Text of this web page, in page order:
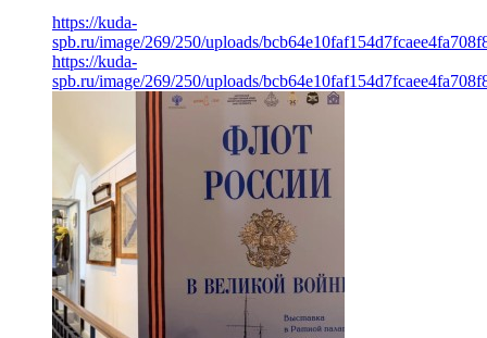
https://kuda-
spb.ru/image/269/250/uploads/
https://kuda-
spb.ru/image/269/250/uploads/